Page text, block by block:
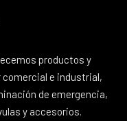
productos y
e industrial,
de emergencia,
y accesorios.